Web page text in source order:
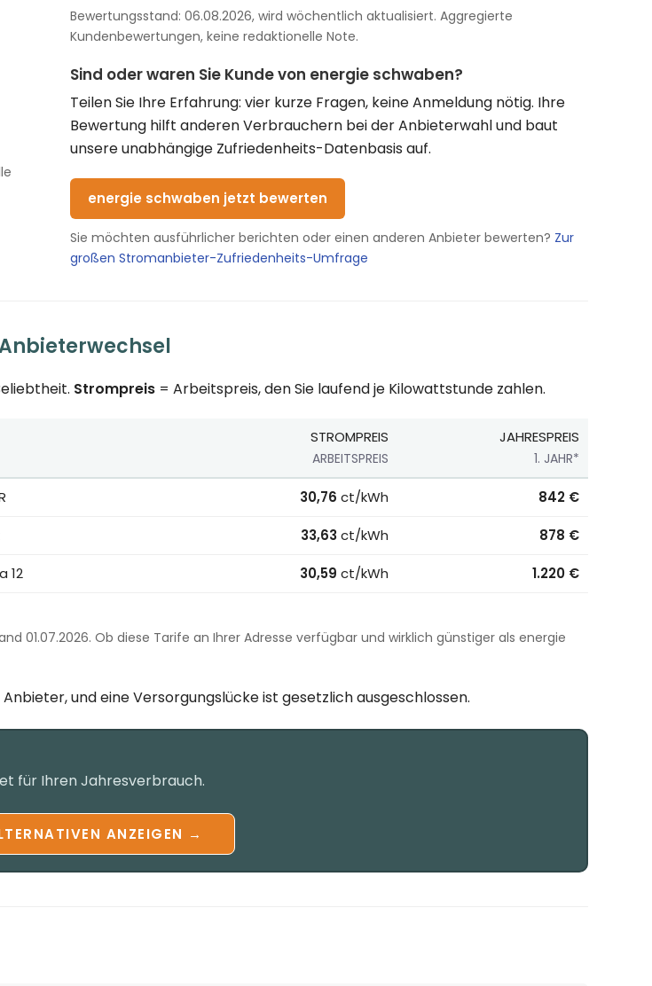
Bewertungsstand: 06.08.2026, wird wöchentlich aktualisiert. Aggregierte
Kundenbewertungen, keine redaktionelle Note.
Sind oder waren Sie Kunde von energie schwaben?
Teilen Sie Ihre Erfahrung: vier kurze Fragen, keine Anmeldung nötig. Ihre
Bewertung hilft anderen Verbrauchern bei der Anbieterwahl und baut
unsere unabhängige Zufriedenheits-Datenbasis auf.
energie schwaben jetzt bewerten
Sie möchten ausführlicher berichten oder einen anderen Anbieter bewerten? Zur
großen Stromanbieter-Zufriedenheits-Umfrage
Strompreis = Arbeitspreis, den Sie laufend je Kilowattstunde zahlen.
kWh Jahresverbrauch, erstes Jahr inklusive Boni, Stand 01.07.2026.
STROMPREIS
ARBEITSPREIS
JAHRESPREIS
1. JAHR*
30,76 ct/kWh 842 €
33,63 ct/kWh 878 €
12 30,59 ct/kWh 1.220 €
01.07.2026. Ob diese Tarife an Ihrer Adresse verfügbar und wirklich günstiger als energie
und eine Versorgungslücke ist gesetzlich ausgeschlossen.
für Ihren Jahresverbrauch.
ANZEIGEN →